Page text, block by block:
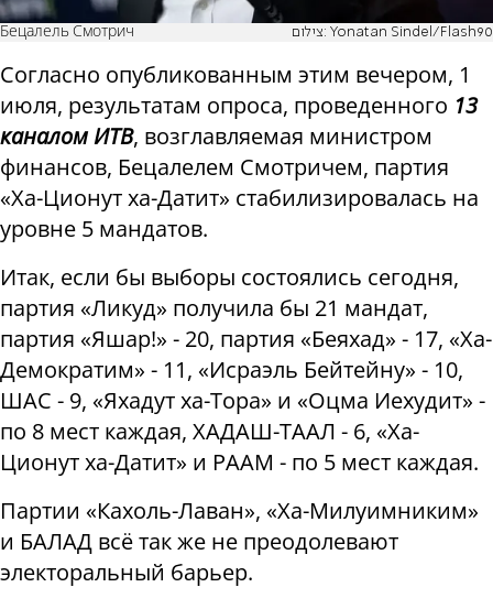
Бецалель Смотрич צילום: Yonatan Sindel/Flash90
Согласно опубликованным этим вечером, 1
июля, результатам опроса, проведенного 13
каналом ИТВ, возглавляемая министром
финансов, Бецалелем Смотричем, партия
«Ха-Ционут ха-Датит» стабилизировалась на
уровне 5 мандатов.
Итак, если бы выборы состоялись сегодня,
партия «Ликуд» получила бы 21 мандат,
партия «Яшар!» - 20, партия «Беяхад» - 17, «Ха-
Демократим» - 11, «Исраэль Бейтейну» - 10,
ШАС - 9, «Яхадут ха-Тора» и «Оцма Иехудит» -
по 8 мест каждая, ХАДАШ-ТААЛ - 6, «Ха-
Ционут ха-Датит» и РААМ - по 5 мест каждая.
Партии «Кахоль-Лаван», «Ха-Милуимниким»
и БАЛАД всё так же не преодолевают
электоральный барьер.